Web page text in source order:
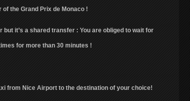
the Grand Prix de Monaco !
it’s a shared transfer : You are obliged to wait for
for more than 30 minutes !
from Nice Airport to the destination of your choice!